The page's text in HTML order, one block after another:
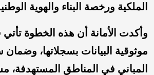
الملكية ورخصة البناء والهوية
وأكدت الأمانة أن هذه الخطوة
موثوقية البيانات بسجلاتها،
المباني في المناطق المستهدفة،